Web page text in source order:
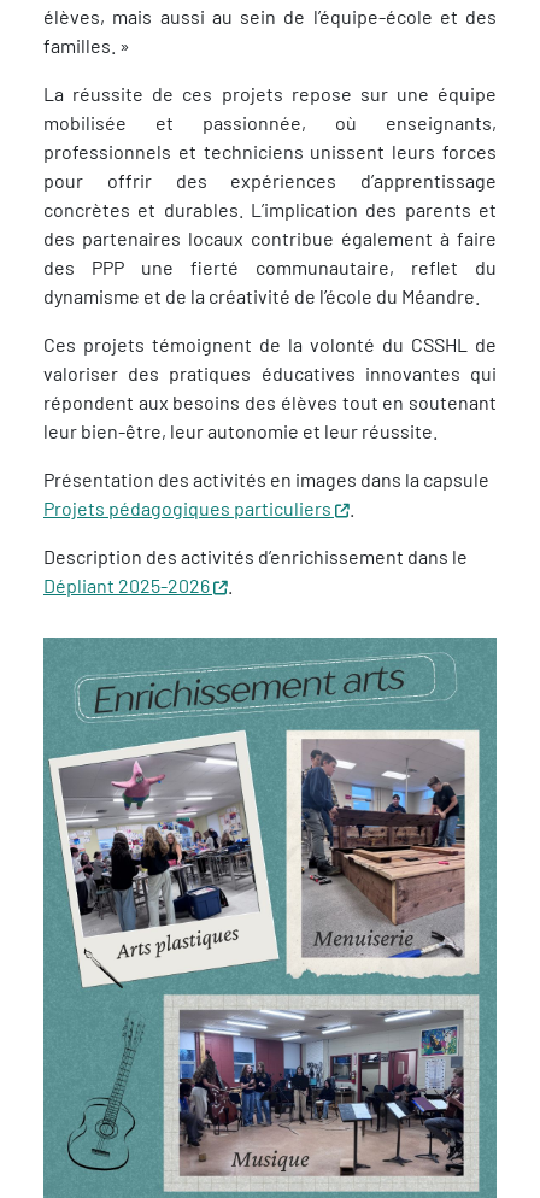
élèves, mais aussi au sein de l’équipe-école et des
familles. »
La réussite de ces projets repose sur une équipe
mobilisée et passionnée, où enseignants,
professionnels et techniciens unissent leurs forces
pour offrir des expériences d’apprentissage
concrètes et durables. L’implication des parents et
des partenaires locaux contribue également à faire
des PPP une fierté communautaire, reflet du
dynamisme et de la créativité de l’école du Méandre.
Ces projets témoignent de la volonté du CSSHL de
valoriser des pratiques éducatives innovantes qui
répondent aux besoins des élèves tout en soutenant
leur bien-être, leur autonomie et leur réussite.
Présentation des activités en images dans la capsule
Projets pédagogiques particuliers
Description des activités d’enrichissement dans le
Dépliant 2025-2026